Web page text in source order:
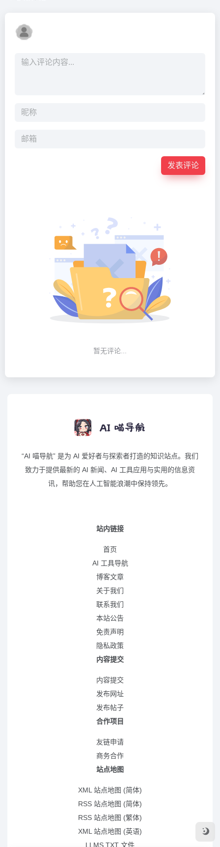
发表评论
暂无评论...
“AI 喵导航” 是为 AI 爱好者与探索者打造的知识站点。我们
致力于提供最新的 AI 新闻、AI 工具应用与实用的信息资
讯，帮助您在人工智能浪潮中保持领先。
站内链接
首页
AI 工具导航
博客文章
关于我们
联系我们
本站公告
免责声明
隐私政策
内容提交
内容提交
发布网址
发布帖子
合作项目
友链申请
商务合作
站点地图
XML 站点地图 (简体)
RSS 站点地图 (简体)
RSS 站点地图 (繁体)
XML 站点地图 (英语)
LLMS.TXT 文件